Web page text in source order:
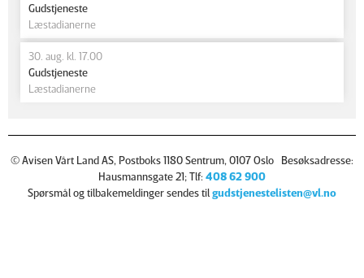
Gudstjeneste
Læstadianerne
30. aug. kl. 17.00
Gudstjeneste
Læstadianerne
© Avisen Vårt Land AS, Postboks 1180 Sentrum, 0107 Oslo Besøksadresse:
Hausmannsgate 21; Tlf: 408 62 900
Spørsmål og tilbakemeldinger sendes tilgudstjenestelisten@vl.no